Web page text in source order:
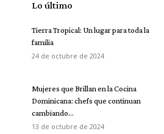
Lo último
Tierra Tropical: Un lugar para toda la
familia
24 de octubre de 2024
Mujeres que Brillan en la Cocina
Dominicana: chefs que continuan
cambiando...
13 de octubre de 2024